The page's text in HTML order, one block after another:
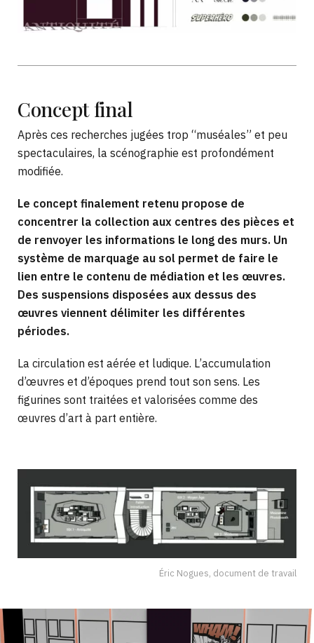
Conceptfinal
Après ces recherches jugées trop “muséales” et peu
spectaculaires, la scénographie est profondément
modifiée.
Le concept finalement retenu propose de
concentrer la collection aux centres des pièces et
de renvoyer les informations le long des murs. Un
système de marquage au sol permet de faire le
lien entre le contenu de médiation et les œuvres.
Des suspensions disposées aux dessus des
œuvres viennent délimiter les différentes
périodes.
La circulation est aérée et ludique. L’accumulation
d’œuvres et d’époques prend tout son sens. Les
figurines sont traitées et valorisées comme des
œuvres d’art à part entière.
Éric Nogues, document de travail